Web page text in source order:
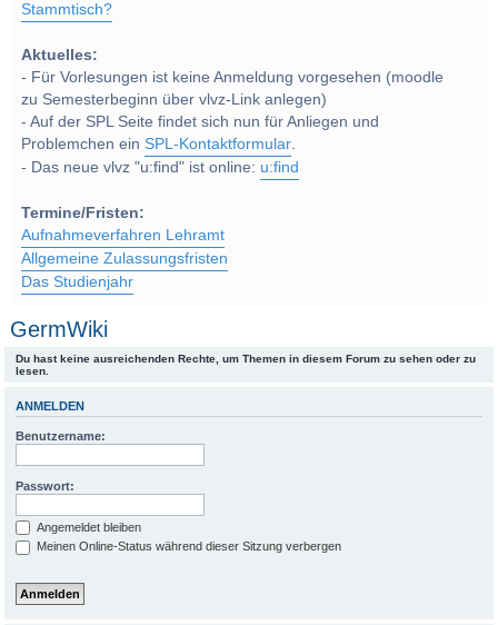
Stammtisch?
Aktuelles:
- Für Vorlesungen ist keine Anmeldung vorgesehen (moodle
zu Semesterbeginn über vlvz-Link anlegen)
- Auf der SPL Seite findet sich nun für Anliegen und
Problemchen einSPL-Kontaktformular.
- Das neue vlvz "u:find" ist online: u:find
Termine/Fristen:
Aufnahmeverfahren Lehramt
Allgemeine Zulassungsfristen
Das Studienjahr
GermWiki
Du hast keine ausreichenden Rechte, um Themen in diesem Forum zu sehen oder zu
lesen.
ANMELDEN
Benutzername:
Passwort:
Angemeldet bleiben
Meinen Online-Status während dieser Sitzung verbergen